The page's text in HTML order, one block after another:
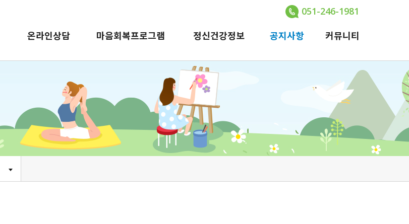
051-246-1981
온라인상담 마음회복프로그램 정신건강정보 공지사항 커뮤니티